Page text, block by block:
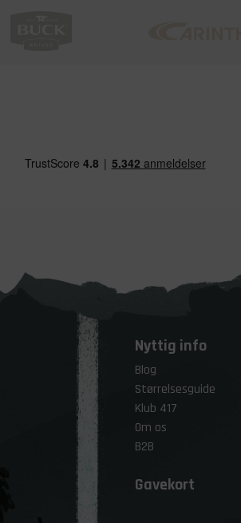
Nyttig info
Blog
Størrelsesguide
Klub 417
Om os
B2B
Gavekort